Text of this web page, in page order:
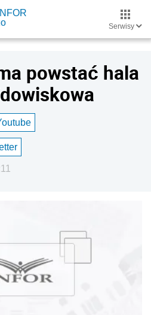
Serwisy
powstać hala